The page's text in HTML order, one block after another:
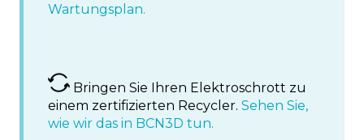
Wartungsplan.
Bringen Sie Ihren Elektroschrott zu
einem zertifizierten Recycler. Sehen Sie,
wie wir das in BCN3D tun.